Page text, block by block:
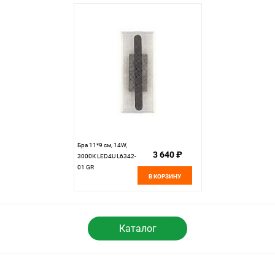
Бра 11*9 см, 14W,
3000К LED4U L6342-
01 GR
3 640 ₽
В КОРЗИНУ
Каталог